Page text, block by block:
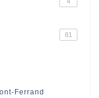
81
Ferrand